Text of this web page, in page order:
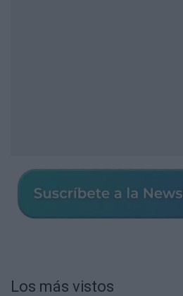
Los más vistos